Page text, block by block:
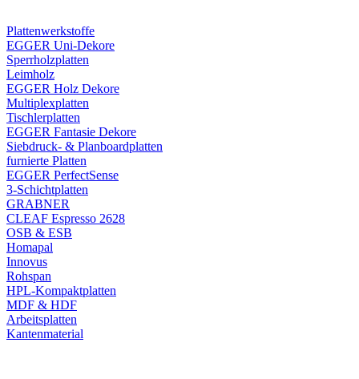
Plattenwerkstoffe
EGGER Uni-Dekore
Sperrholzplatten
Leimholz
EGGER Holz Dekore
Multiplexplatten
Tischlerplatten
EGGER Fantasie Dekore
Siebdruck- & Planboardplatten
furnierte Platten
EGGER PerfectSense
3-Schichtplatten
GRABNER
CLEAF Espresso 2628
OSB & ESB
Homapal
Innovus
Rohspan
HPL-Kompaktplatten
MDF & HDF
Arbeitsplatten
Kantenmaterial